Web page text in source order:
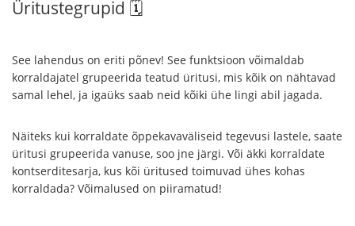
Üritustegrupid 🗓
See lahendus on eriti põnev! See funktsioon võimaldab
korraldajatel grupeerida teatud üritusi, mis kõik on nähtavad
samal lehel, ja igaüks saab neid kõiki ühe lingi abil jagada.
Näiteks kui korraldate õppekavaväliseid tegevusi lastele, saate
üritusi grupeerida vanuse, soo jne järgi. Või äkki korraldate
kontserditesarja, kus kõi üritused toimuvad ühes kohas
korraldada? Võimalused on piiramatud!